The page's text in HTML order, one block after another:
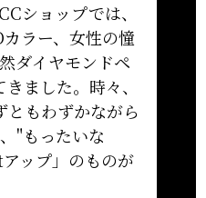
ショップでは、
ラー、女性の憧
ダイヤモンドペ
ました。時々、
ともわずかながら
"もったいな
ップ」のものが